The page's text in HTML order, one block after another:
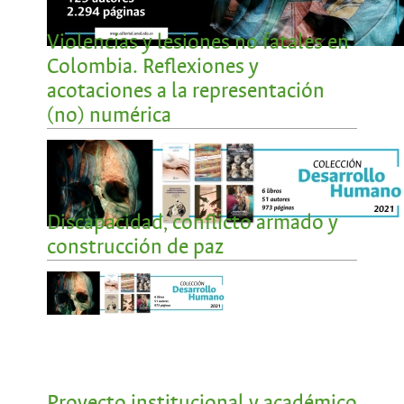
Violencias y lesiones no fatales en
Colombia. Reflexiones y
acotaciones a la representación
(no) numérica
Discapacidad, conflicto armado y
construcción de paz